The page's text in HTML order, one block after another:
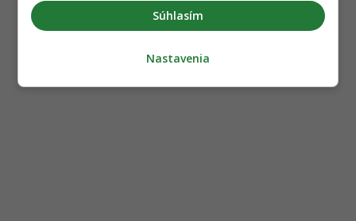
Súhlasím
Nastavenia